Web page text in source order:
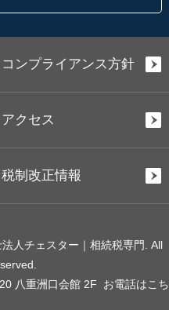
コンプライアンス方針
アクセス
税制改正情報
人チェスター｜相続税専門. All
八重洲口会館 2F お電話はこち